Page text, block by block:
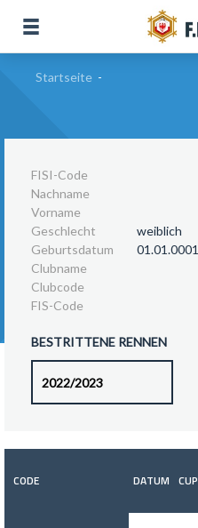
Startseite -
FISI-Code
Nachname
Vorname
Geschlecht
weiblich
Geburtsdatum
01.01.0001
Clubname
Clubcode
FIS-Code
BESTRITTENE RENNEN
CODE DATUM CUP